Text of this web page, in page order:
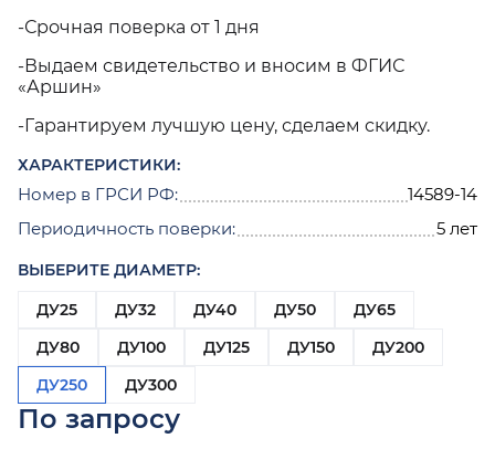
-Срочная поверка от 1 дня
-Выдаем свидетельство и вносим в ФГИС
«Аршин»
-Гарантируем лучшую цену, сделаем скидку.
ХАРАКТЕРИСТИКИ:
Номер в ГРСИ РФ:
14589-14
Периодичность поверки:
5 лет
ВЫБЕРИТЕ ДИАМЕТР:
ДУ25
ДУ32 ДУ40 ДУ50
ДУ65
ДУ80
ДУ100 ДУ125 ДУ150
ДУ200
ДУ250
ДУ300
По запросу